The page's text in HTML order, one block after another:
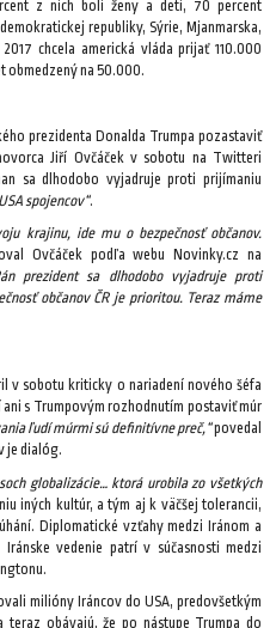
z nich boli ženy a deti, 70 percent
republiky, Sýrie, Mjanmarska,
chcela americká vláda prijať 110.000
obmedzený na 50.000.
prezidenta Donalda Trumpa pozastaviť
Jiří Ovčáček v sobotu na Twitteri
sa dlhodobo vyjadruje proti prijímaniu
spojencov“.
krajinu, ide mu o bezpečnosť občanov.
Ovčáček podľa webu Novinky.cz na
prezident sa dlhodobo vyjadruje proti
občanov ČR je prioritou. Teraz máme
v sobotu kriticky o nariadení nového šéfa
ani s Trumpovým rozhodnutím postaviť múr
ľudí múrmi sú definitívne preč,“povedal
je dialóg.
globalizácie… ktorá urobila zo všetkých
iných kultúr, a tým aj k väčšej tolerancii,
Diplomatické vzťahy medzi Iránom a
vedenie patrí v súčasnosti medzi
milióny Iráncov do USA, predovšetkým
obávajú, že po nástupe Trumpa do